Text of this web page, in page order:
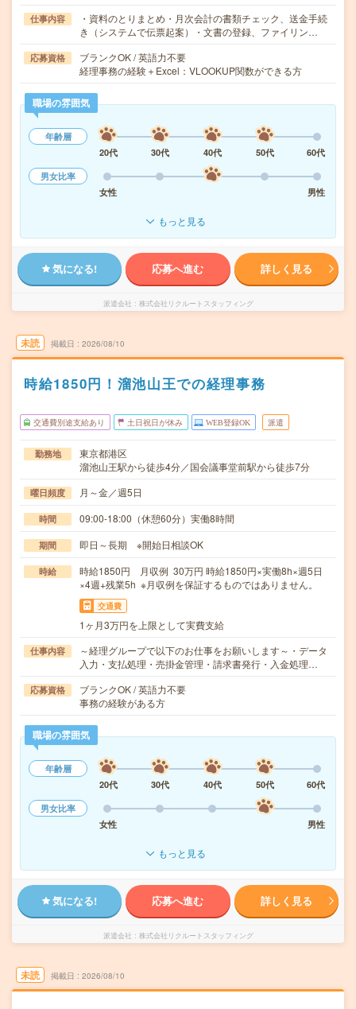
仕事内容
・資料のとりまとめ・月次会計の書類チェック、送金手続
き（システムで伝票起案）・文書の登録、ファイリン…
応募資格
ブランクOK / 英語力不要
経理事務の経験＋Excel：VLOOKUP関数ができる方
職場の雰囲気
年齢層
20代
30代 40代 50代
60代
男女比率
女性
男性
もっと見る
気になる! 応募へ進む 詳しく見る
派遣会社 株式会社リクルートスタッフィング
未読 掲載日 2026/08/10
時給1850円！溜池山王での経理事務
交通費別途支給あり 土日祝日が休み WEB登録OK 派遣
勤務地
東京都港区
溜池山王駅から徒歩4分／国会議事堂前駅から徒歩7分
曜日頻度 月～金／週5日
時間 09:00-18:00（休憩60分）実働8時間
期間 即日～長期 ※開始日相談OK
時給
時給1850円 月収例 30万円 時給1850円×実働8h×週5日
×4週+残業5h ※月収例を保証するものではありません。
交通費
1ヶ月3万円を上限として実費支給
仕事内容
～経理グループで以下のお仕事をお願いします～・データ
入力・支払処理・売掛金管理・請求書発行・入金処理…
応募資格
ブランクOK / 英語力不要
事務の経験がある方
職場の雰囲気
年齢層
20代
30代 40代 50代
60代
男女比率
女性
男性
もっと見る
気になる! 応募へ進む 詳しく見る
派遣会社 株式会社リクルートスタッフィング
未読 掲載日 2026/08/10